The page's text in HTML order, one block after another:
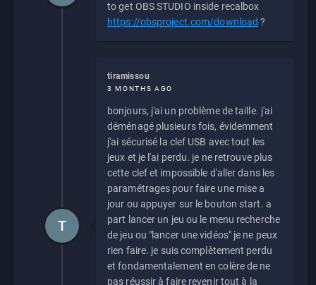
to get OBS STUDIO inside recalbox
https://obsproject.com/download ?
tiramissou
3 MONTHS AGO
bonjours, j'ai un problème de taille. j'ai
déménagé plusieurs fois, évidemment
j'ai sécurisé la clef USB avec tout les
jeux et je l'ai perdu. je ne retrouve plus
cette clef et impossible d'aller dans les
paramétrages pour faire une mise a
jour ou appuyer sur le bouton start. a
part lancer un jeu ou le menu recherche
de jeu ou "lancer une vidéos" je ne peux
rien faire. je suis complètement perdu
et fondamentalement en colère de ne
pas réussir à faire revenir tout à la
T